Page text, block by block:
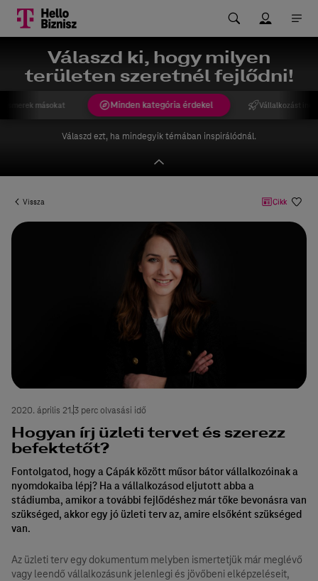
Válaszd ki, hogy milyen
területen szeretnél fejlődni!
Minden kategória érdekel Vállalkozást
másokat
Válaszd ezt, ha mindegyik témában inspirálódnál.
Vissza Cikk
Hogyan írj üzleti tervet és szerezz
befektetőt?
Fontolgatod, hogy a Cápák között műsor bátor vállalkozóinak a
nyomdokaiba lépj? Ha a vállalkozásod eljutott abba a
stádiumba, amikor a további fejlődéshez már tőke bevonásra van
szükséged, akkor egy jó üzleti terv az, amire elsőként szükséged
van.
2020. április 21.3 perc olvasási idő
Az üzleti terv egy dokumentum melyben ismertetjük már meglévő
vagy leendő vállalkozásunk jelenlegi és jövőbeni elképzeléseit,